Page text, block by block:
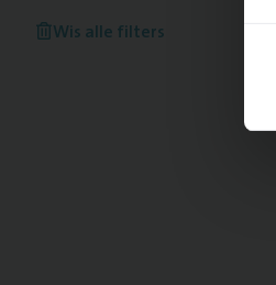
Wis alle filters